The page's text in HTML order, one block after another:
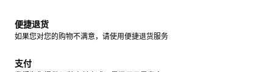
便捷退货
如果您对您的购物不满意，请使用便捷退货服务
支付